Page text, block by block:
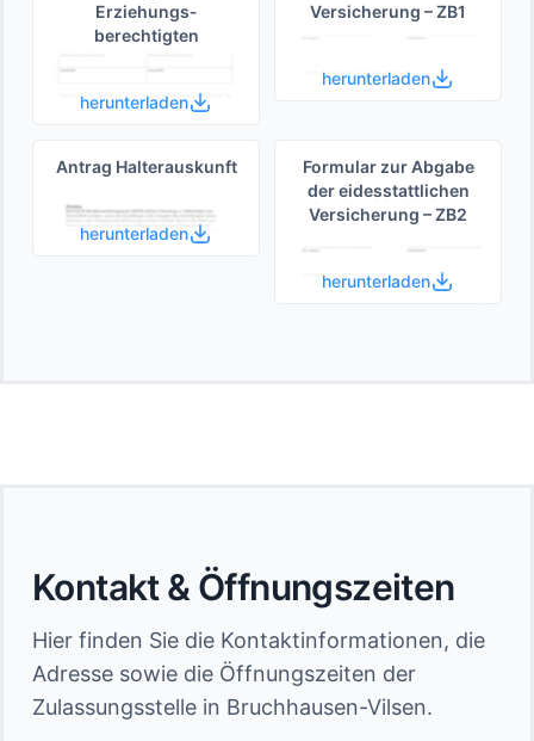
Erziehungs­
berechtigten
herunterladen
Versicherung – ZB1
herunterladen
Antrag Halterauskunft
herunterladen
Formular zur Abgabe
der eides­stattlichen
Versicherung – ZB2
herunterladen
Kontakt & Öffnungszeiten
Hier finden Sie die Kontaktinformationen, die
Adresse sowie die Öffnungszeiten der
Zulassungsstelle in Bruchhausen-Vilsen.